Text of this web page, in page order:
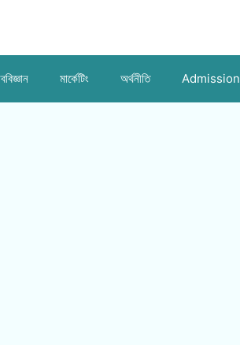
মার্কেটিং অর্থনীতি Admission